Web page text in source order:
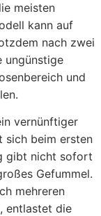
meisten
kann auf
nach zwei
ungünstige
und
vernünftiger
sich beim ersten
gibt nicht sofort
Gefummel.
mehreren
entlastet die